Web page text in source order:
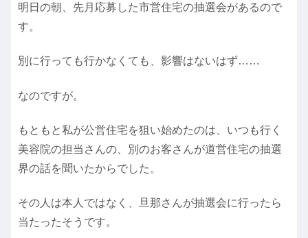
明日の朝、先月応募した市営住宅の抽選会があるので
す。
別に行っても行かなくても、影響はないはず……
なのですが。
もともと私が公営住宅を狙い始めたのは、いつも行く
美容院の担当さんの、別のお客さんが道営住宅の抽選
界の話を聞いたからでした。
その人は本人ではなく、旦那さんが抽選会に行ったら
当たったそうです。